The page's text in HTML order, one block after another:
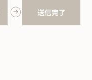
送信完了